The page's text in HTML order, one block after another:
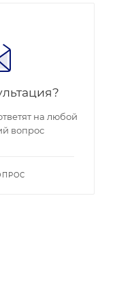
на любой
вопрос